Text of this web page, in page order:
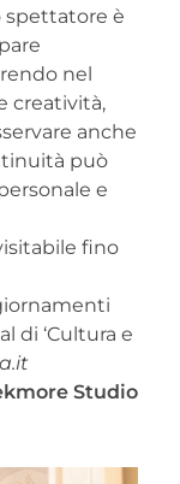
spettatore è
nel
creatività,
anche
può
e
fino
di ‘Cultura e
Studio